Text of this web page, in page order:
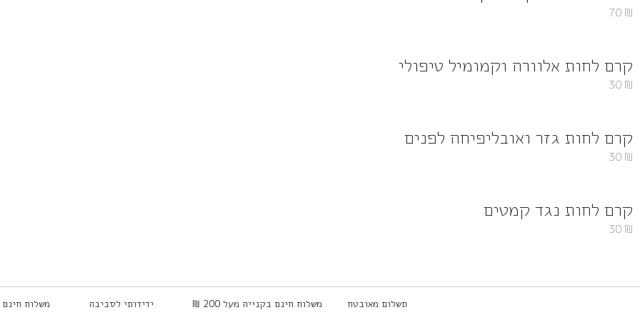
70 ₪
קרם לחות אלוורה וקמומיל טיפולי
30 ₪
קרם לחות גזר ואובליפיחה לפנים
30 ₪
קרם לחות נגד קמטים
30 ₪
תשלום מאובטח משלוח חינם בקנייה מעל 200 ₪ ידידותי לסביבה משלוח